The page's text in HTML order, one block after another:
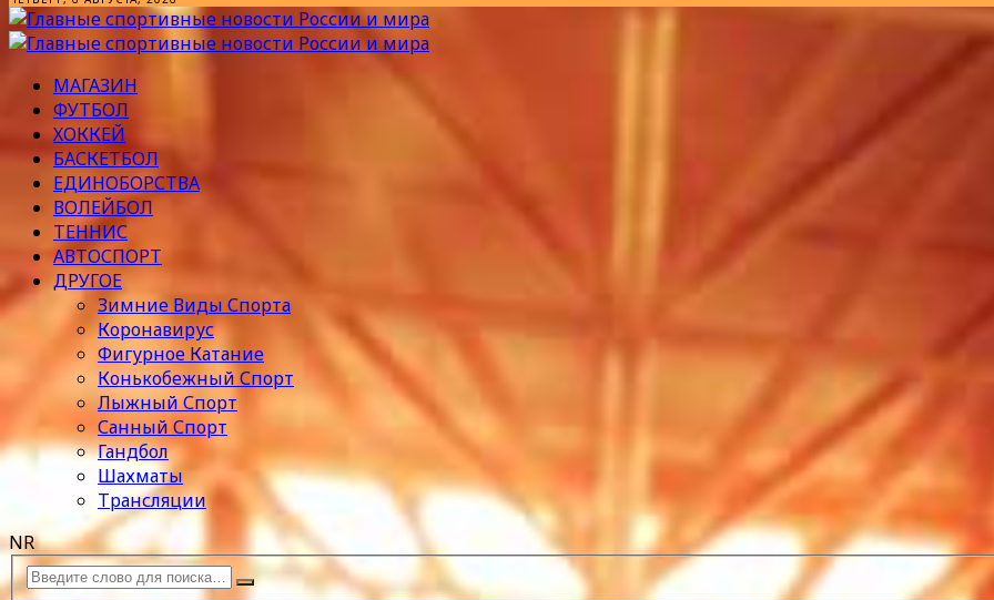
МАГАЗИН
ФУТБОЛ
ХОККЕЙ
БАСКЕТБОЛ
ЕДИНОБОРСТВА
ВОЛЕЙБОЛ
ТЕННИС
АВТОСПОРТ
ДРУГОЕ
Зимние Виды Спорта
Коронавирус
Фигурное Катание
Конькобежный Спорт
Лыжный Спорт
Санный Спорт
Гандбол
Шахматы
Трансляции
NR